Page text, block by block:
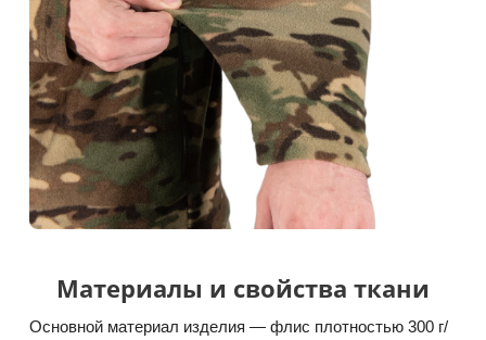
Материалы и свойства ткани
Основной материал изделия — флис плотностью 300 г/